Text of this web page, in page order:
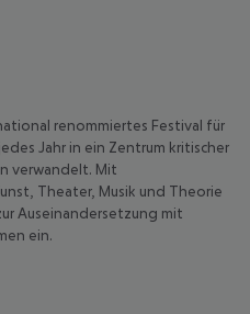
renommiertes Festival für
Jahr in ein Zentrum kritischer
verwandelt. Mit
Theater, Musik und Theorie
Auseinandersetzung mit
ein.